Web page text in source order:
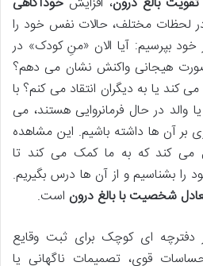
لحظات مختلف، حالات نفس خود را
بپرسیم: آیا الان «منِ کودک» در
هیجانی واکنش نشان می دهم؟
کند یا به دیگران انتقاد می کنم؟ با
در حال فرمانروایی هستند، می
بر آن ها داشته باشیم. این مشاهده
می کند که به ما کمک می کند تا
را بشناسیم و از آن ها درس بگیریم.
شخصیت با بالغ درون است.
دفترچه ای کوچک برای ثبت وقایع
قوی، تصمیمات ناگهانی یا